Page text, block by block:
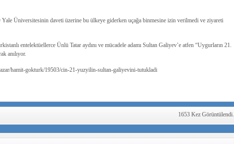
Yale Üniversitesinin daveti üzerine bu ülkeye giderken uçağa binmesine izin verilmedi ve ziyareti
entelektüellerce Ünlü Tatar aydını ve mücadele adamı Sultan Galiyev’e atfen “Uygurların 21.
anılıyor.
hamit-gokturk/19503/cin-21-yuzyilin-sultan-galiyevini-tutukladi
1653 Kez Görüntülendi.